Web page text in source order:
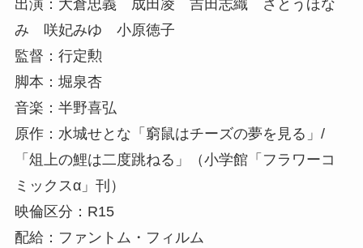
出演：大倉忠義 成田凌 吉田志織 さとうほな
み 咲妃みゆ 小原徳子
監督：行定勲
脚本：堀泉杏
音楽：半野喜弘
原作：水城せとな「窮鼠はチーズの夢を見る」/
「俎上の鯉は二度跳ねる」（小学館「フラワーコ
ミックスα」刊）
映倫区分：R15
配給：ファントム・フィルム